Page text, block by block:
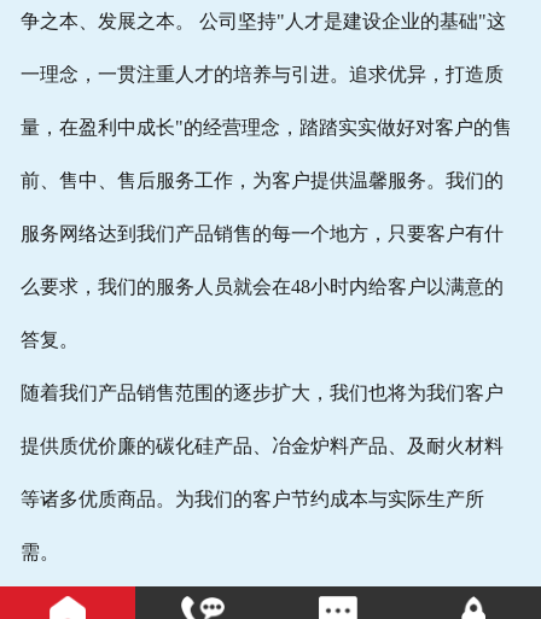
争之本、发展之本。 公司坚持"人才是建设企业的基础"这
一理念，一贯注重人才的培养与引进。追求优异，打造质
量，在盈利中成长"的经营理念，踏踏实实做好对客户的售
前、售中、售后服务工作，为客户提供温馨服务。我们的
服务网络达到我们产品销售的每一个地方，只要客户有什
么要求，我们的服务人员就会在48小时内给客户以满意的
答复。
随着我们产品销售范围的逐步扩大，我们也将为我们客户
提供质优价廉的碳化硅产品、冶金炉料产品、及耐火材料
等诸多优质商品。为我们的客户节约成本与实际生产所
需。